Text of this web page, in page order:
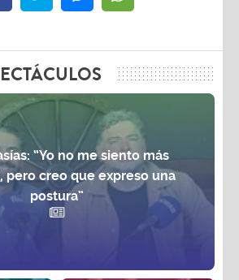
“Yo no me siento más
pero creo que expreso una
postura”